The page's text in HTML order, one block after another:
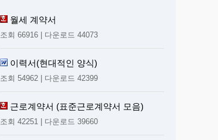
월세 계약서
조회 66916 | 다운로드 44073
이력서(현대적인 양식)
조회 54962 | 다운로드 42399
근로계약서 (표준근로계약서 모음)
조회 42251 | 다운로드 39660